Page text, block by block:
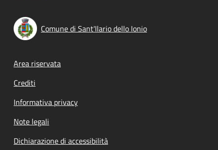
Comune di Sant'Ilario dello Ionio
Footer menu
Area riservata
Crediti
Informativa privacy
Note legali
Dichiarazione di accessibilità